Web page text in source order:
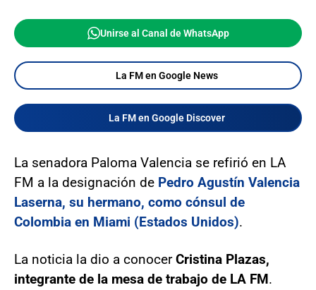
Unirse al Canal de WhatsApp
La FM en Google News
La FM en Google Discover
La senadora Paloma Valencia se refirió en LA
FM a la designación de Pedro Agustín Valencia
Laserna, su hermano, como cónsul de
Colombia en Miami (Estados Unidos).
La noticia la dio a conocerCristina Plazas,
integrante de la mesa de trabajo de LA FM.